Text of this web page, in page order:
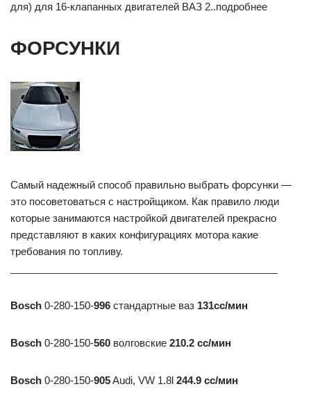
для) для 16-клапанных двигателей ВАЗ 2..подробнее
ФОРСУНКИ
Самый надежный способ правильно выбрать форсунки —
это посоветоваться с настройщиком. Как правило люди
которые занимаются настройкой двигателей прекрасно
представляют в каких конфигурациях мотора какие
требования по топливу.
Bosch 0-280-150-996 стандартные ваз 131сс/мин
Bosch 0-280-150-560 волговские 210.2 сс/мин
Bosch 0-280-150-905Audi, VW 1.8l 244.9 сс/мин